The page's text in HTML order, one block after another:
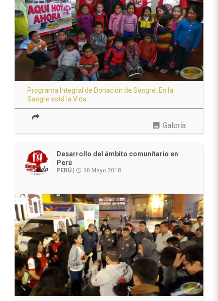
Programa Integral de Donación de Sangre: En la
Sangre está la Vida
photo Galería
Desarrollo del ámbito comunitario en
Perú
PERÚ | access_time 30 Mayo 2018